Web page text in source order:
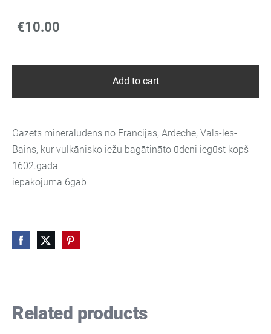
€10.00
Add to cart
Gāzēts minerālūdens no Francijas, Ardeche, Vals-les-
Bains, kur vulkānisko iežu bagātināto ūdeni iegūst kopš
1602.gada
iepakojumā 6gab
Related products